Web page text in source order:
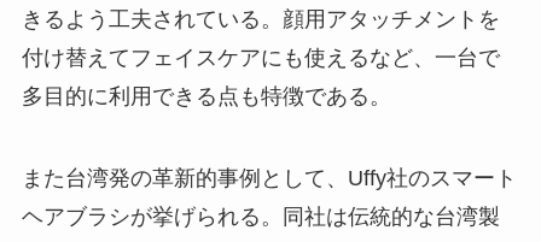
きるよう工夫されている。顔用アタッチメントを
付け替えてフェイスケアにも使えるなど、一台で
多目的に利用できる点も特徴である。
また台湾発の革新的事例として、Uffy社のスマート
ヘアブラシが挙げられる。同社は伝統的な台湾製